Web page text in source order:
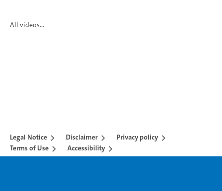
All videos...
Legal Notice Disclaimer
Privacy policy
Terms of Use
Accessibility